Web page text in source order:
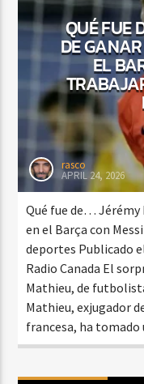
CURRENT SHOW
2:00 AM
Beone Radio
QUÉ FUE
DE
EL
rasco
APRIL 24, 2026
Qué fue de… Jérémy
en el Barça con
deportes Publicado
Radio Canada El
Mathieu, de
Mathieu, exjugador
francesa, ha